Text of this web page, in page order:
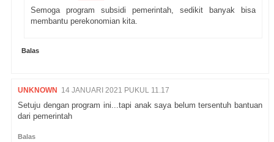
Semoga program subsidi pemerintah, sedikit banyak bisa
membantu perekonomian kita.
Balas
UNKNOWN 14 JANUARI 2021 PUKUL 11.17
Setuju dengan program ini...tapi anak saya belum tersentuh bantuan
dari pemerintah
Balas